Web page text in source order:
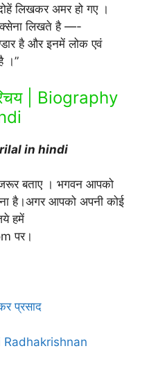
लिखकर अमर हो गए ।
सक्सेना लिखते है —-
है और इनमें लोक एवं
।”
| Biography
in hindi
बताए । भगवन आपको
है।अगर आपको अपनी कोई
हमें
पर।
प्रसाद